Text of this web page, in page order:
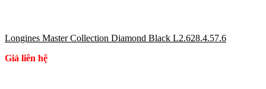
Longines Master Collection Diamond Black L2.628.4.57.6
Giá liên hệ